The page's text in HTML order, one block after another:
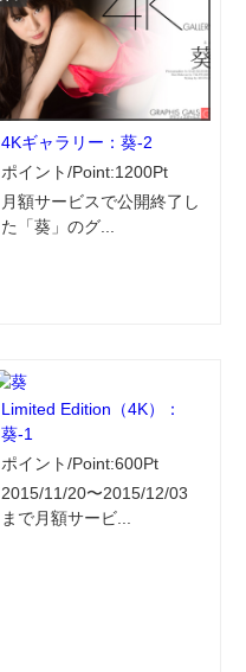
4Kギャラリー：葵-2
ポイント/Point:1200Pt
月額サービスで公開終了し
た「葵」のグ...
Limited Edition（4K）：
葵-1
ポイント/Point:600Pt
2015/11/20〜2015/12/03
まで月額サービ...